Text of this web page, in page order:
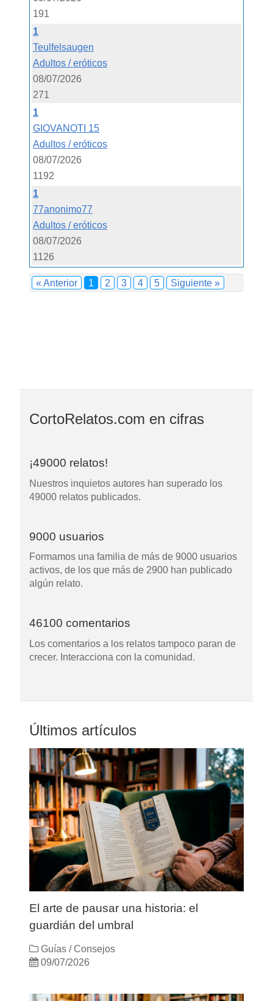
191
1
Teulfelsaugen
Adultos / eróticos
08/07/2026
271
1
GIOVANOTI 15
Adultos / eróticos
08/07/2026
1192
1
77anonimo77
Adultos / eróticos
08/07/2026
1126
« Anterior 1 2 3 4 5 Siguiente »
CortoRelatos.com en cifras
¡49000 relatos!
Nuestros inquietos autores han superado los
49000 relatos publicados.
9000 usuarios
Formamos una familia de más de 9000 usuarios
activos, de los que más de 2900 han publicado
algún relato.
46100 comentarios
Los comentarios a los relatos tampoco paran de
crecer. Interacciona con la comunidad.
Últimos artículos
El arte de pausar una historia: el
guardián del umbral
Guías / Consejos
09/07/2026